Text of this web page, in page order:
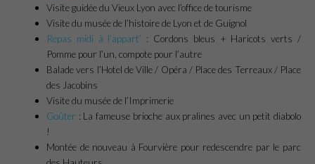
Visite guidée du Vieux Lyon avec l’office de tourisme
Visite du musée de l’histoire de Lyon et de Guignol
Repas midi à l’appart’ : Cordons bleus + Haricots verts /
Pomme pour l’un, compote pour l’autre
Balade vers l’Hotel de Ville / Opéra / Place des Terreaux / Place
des Jacobins
Visite du musée de l’Imprimerie
Goûter : La fameuse brioche aux pralines avec un petit diabolo
!
Montée de nouveau à Fourvière pour redescendre par le parc